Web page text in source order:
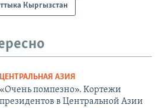
Кыргызстан
ЦЕНТРАЛЬНАЯ АЗИЯ
«Очень помпезно». Кортежи
президентов в Центральной Азии